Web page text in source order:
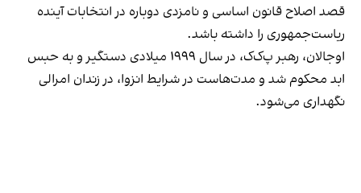
قصد اصلاح قانون اساسی و نامزدی دوباره در انتخابات آینده
ریاست‌جمهوری را داشته باشد.
اوجالان، رهبر پ‌ک‌ک، در سال ۱۹۹۹ میلادی دستگیر و به حبس
ابد محکوم شد و مدت‌هاست در شرایط انزوا، در زندان امرالی
نگهداری می‌شود.